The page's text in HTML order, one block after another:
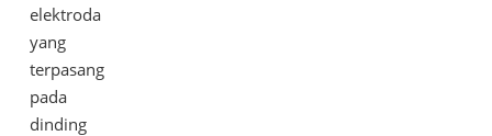
elektroda
yang
terpasang
pada
dinding